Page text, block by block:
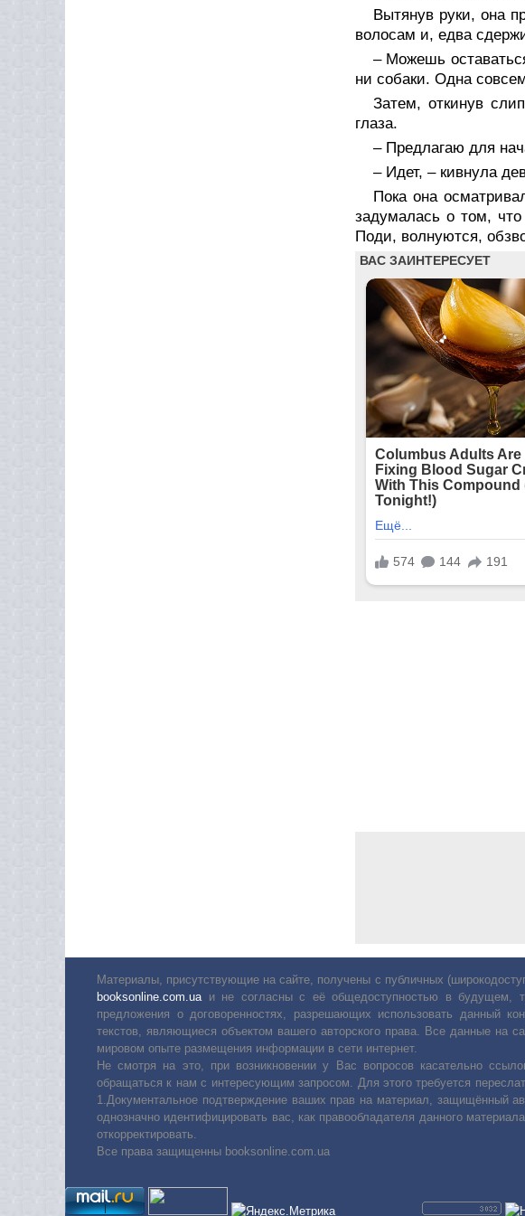
Вытянув руки, она
волосам и, едва
– Можешь
ни собаки. Одна
Затем, откинув
глаза.
– Предлагаю для
– Идет, – кивнула
Пока она
задумалась о том,
Поди, волнуются,
Материалы, присутствующие на сайте, получены с публичных
booksonline.com.ua и не согласны с её общедоступностью в будущем,
предложения о договоренностях, разрешающих использовать данный
текстов, являющиеся объектом вашего авторского права. Все данные на
мировом опыте размещения информации в сети интернет.
Не смотря на это, при возникновении у Вас вопросов касательно
обращаться к нам с интересующим запросом. Для этого требуется
1.Документальное подтверждение ваших прав на материал, защищённый
однозначно идентифицировать вас, как правообладателя данного
откорректировать.
Все права защищенны booksonline.com.ua